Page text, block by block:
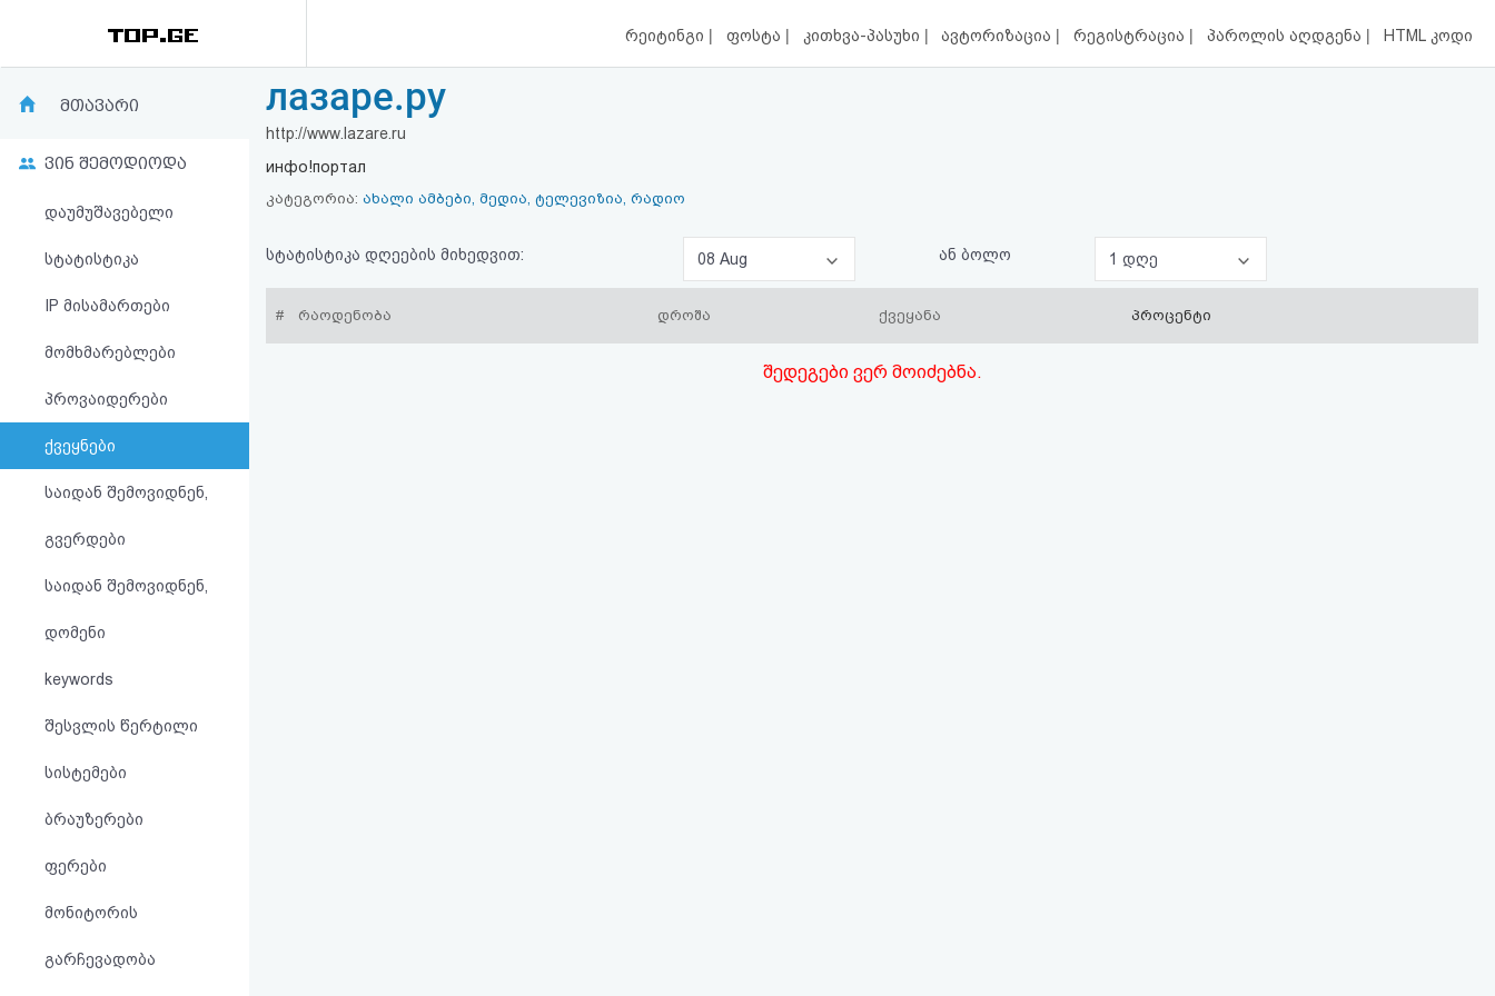
რეიტინგი | ფოსტა | კითხვა-პასუხი | ავტორიზაცია | რეგისტრაცია | პაროლის აღდგენა | HTML კოდი
რეიტინგი
კითხვა-
პასუხი
ავტორიზაცია
რეგისტრაცია
პაროლის
სალიცენზიო
შეთანხმება
მთავარი
ვინ შემოდიოდა
დაუმუშავებელი
სტატისტიკა
IP მისამართები
მომხმარებლები
პროვაიდერები
ქვეყნები
საიდან შემოვიდნენ,
გვერდები
საიდან შემოვიდნენ,
დომენი
keywords
შესვლის წერტილი
სისტემები
ბრაუზერები
ფერები
მონიტორის
გარჩევადობა
лазаре.ру
http://www.lazare.ru
инфо!портал
კატეგორია: ახალი ამბები, მედია, ტელევიზია, რადიო
სტატისტიკა დღეების მიხედვით: 08 Aug ან ბოლო 1 დღე
# რაოდენობა დროშა ქვეყანა პროცენტი
შედეგები ვერ მოიძებნა.